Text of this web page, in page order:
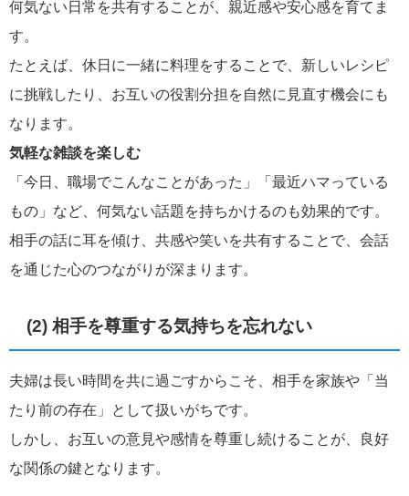
何気ない日常を共有することが、親近感や安心感を育てま
す。
たとえば、休日に一緒に料理をすることで、新しいレシピ
に挑戦したり、お互いの役割分担を自然に見直す機会にも
なります。
気軽な雑談を楽しむ
「今日、職場でこんなことがあった」「最近ハマっている
もの」など、何気ない話題を持ちかけるのも効果的です。
相手の話に耳を傾け、共感や笑いを共有することで、会話
を通じた心のつながりが深まります。
(2) 相手を尊重する気持ちを忘れない
夫婦は長い時間を共に過ごすからこそ、相手を家族や「当
たり前の存在」として扱いがちです。
しかし、お互いの意見や感情を尊重し続けることが、良好
な関係の鍵となります。